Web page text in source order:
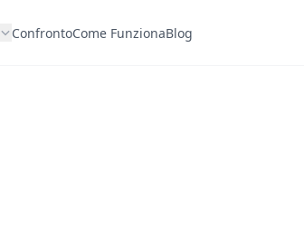
ConfrontoCome FunzionaBlog